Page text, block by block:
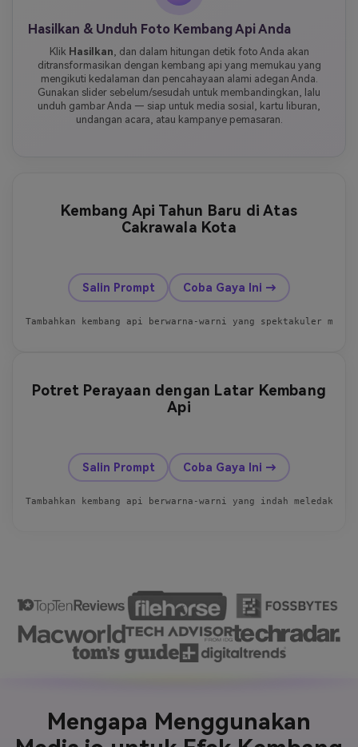
Hasilkan & Unduh Foto Kembang Api Anda
Klik Hasilkan , dan dalam hitungan detik foto Anda akan
ditransformasikan dengan kembang api yang memukau yang
mengikuti kedalaman dan pencahayaan alami adegan Anda.
Gunakan slider sebelum/sesudah untuk membandingkan, lalu
unduh gambar Anda — siap untuk media sosial, kartu liburan,
undangan acara, atau kampanye pemasaran.
Kembang Api Tahun Baru di Atas
Cakrawala Kota
Sebelum Sesudah
Salin Prompt Coba Gaya Ini →
Tambahkan kembang api berwarna-warni yang spektakuler
Potret Perayaan dengan Latar Kembang
Api
Sebelum Sesudah
Salin Prompt Coba Gaya Ini →
Tambahkan kembang api berwarna-warni yang indah
Mengapa Menggunakan